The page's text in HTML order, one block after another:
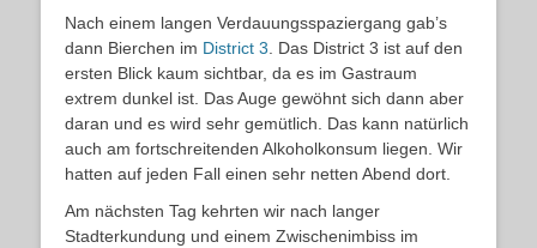
Nach einem langen Verdauungsspaziergang gab’s
dann Bierchen im District 3 . Das District 3 ist auf den
ersten Blick kaum sichtbar, da es im Gastraum
extrem dunkel ist. Das Auge gewöhnt sich dann aber
daran und es wird sehr gemütlich. Das kann natürlich
auch am fortschreitenden Alkoholkonsum liegen. Wir
hatten auf jeden Fall einen sehr netten Abend dort.
Am nächsten Tag kehrten wir nach langer
Stadterkundung und einem Zwischenimbiss im